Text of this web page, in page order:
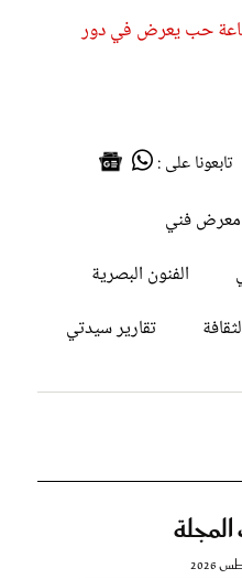
إشاعة حب يعرض في دور
تابعونا على :
معرض فني
الفنون البصرية
تقارير سيدتي